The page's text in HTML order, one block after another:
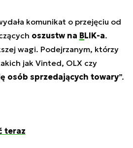
komunikat o przejęciu od
oszustw na BLIK-a.
wagi. Podejrzanym, którzy
jak Vinted, OLX czy
osób sprzedających towary”.
teraz